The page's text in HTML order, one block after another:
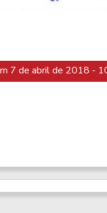
7 de abril de 2018 -